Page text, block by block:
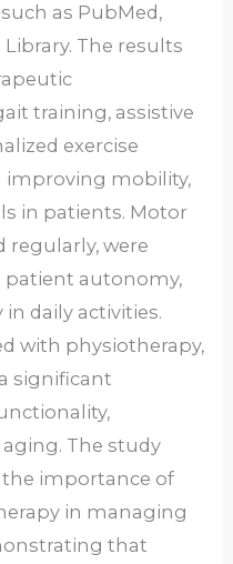
as PubMed,
Library. The results
training, assistive
exercise
improving mobility,
in patients. Motor
regularly, were
autonomy,
daily activities.
with physiotherapy,
significant
The study
importance of
in managing
that